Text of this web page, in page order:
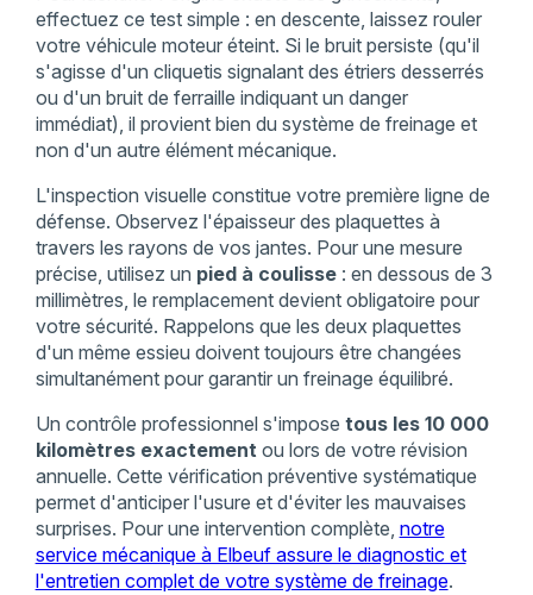
effectuez ce test simple : en descente, laissez rouler
votre véhicule moteur éteint. Si le bruit persiste (qu'il
s'agisse d'un cliquetis signalant des étriers desserrés
ou d'un bruit de ferraille indiquant un danger
immédiat), il provient bien du système de freinage et
non d'un autre élément mécanique.
L'inspection visuelle constitue votre première ligne de
défense. Observez l'épaisseur des plaquettes à
travers les rayons de vos jantes. Pour une mesure
précise, utilisez un pied à coulisse: en dessous de 3
millimètres, le remplacement devient obligatoire pour
votre sécurité. Rappelons que les deux plaquettes
d'un même essieu doivent toujours être changées
simultanément pour garantir un freinage équilibré.
Un contrôle professionnel s'impose tous les 10 000
kilomètres exactementou lors de votre révision
annuelle. Cette vérification préventive systématique
permet d'anticiper l'usure et d'éviter les mauvaises
surprises. Pour une intervention complète, notre
service mécanique à Elbeuf assure le diagnostic et
l'entretien complet de votre système de freinage.